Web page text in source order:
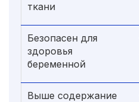
ткани
Безопасен для
здоровья
беременной
Выше содержание